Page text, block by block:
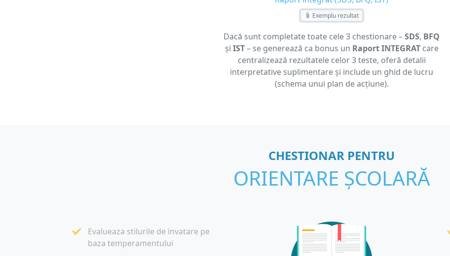
Exemplu rezultat
Dacă sunt completate toate cele 3 chestionare –SDS, BFQ
și IST– se generează ca bonus un Raport INTEGRATcare
centralizează rezultatele celor 3 teste, oferă detalii
interpretative suplimentare și include un ghid de lucru
(schema unui plan de acțiune).
CHESTIONAR PENTRU
ORIENTARE ȘCOLARĂ
Evalueaza stilurile de invatare pe
baza temperamentului